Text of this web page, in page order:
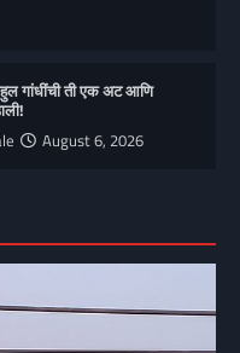
गांधींची ती एक अट आणि
August 6, 2026